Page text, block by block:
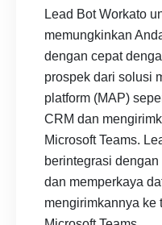
Lead Bot Workato
memungkinkan
dengan cepat
prospek dari solusi
platform (MAP)
CRM dan
Microsoft Teams.
berintegrasi
dan memperkaya
mengirimkannya ke